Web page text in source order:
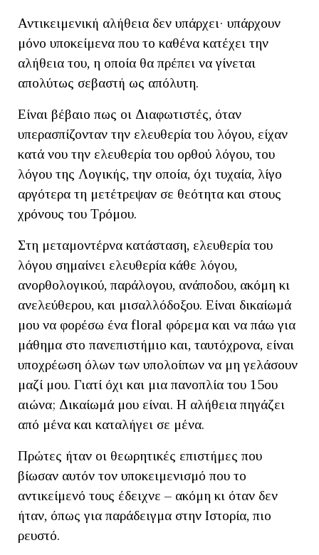
Αντικειμενική αλήθεια δεν υπάρχει· υπάρχουν
μόνο υποκείμενα που το καθένα κατέχει την
αλήθεια του, η οποία θα πρέπει να γίνεται
απολύτως σεβαστή ως απόλυτη.
Είναι βέβαιο πως οι Διαφωτιστές, όταν
υπερασπίζονταν την ελευθερία του λόγου, είχαν
κατά νου την ελευθερία του ορθού λόγου, του
λόγου της Λογικής, την οποία, όχι τυχαία, λίγο
αργότερα τη μετέτρεψαν σε θεότητα και στους
χρόνους του Τρόμου.
Στη μεταμοντέρνα κατάσταση, ελευθερία του
λόγου σημαίνει ελευθερία κάθε λόγου,
ανορθολογικού, παράλογου, ανάποδου, ακόμη κι
ανελεύθερου, και μισαλλόδοξου. Είναι δικαίωμά
μου να φορέσω ένα floral φόρεμα και να πάω για
μάθημα στο πανεπιστήμιο και, ταυτόχρονα, είναι
υποχρέωση όλων των υπολοίπων να μη γελάσουν
μαζί μου. Γιατί όχι και μια πανοπλία του 15ου
αιώνα; Δικαίωμά μου είναι. Η αλήθεια πηγάζει
από μένα και καταλήγει σε μένα.
Πρώτες ήταν οι θεωρητικές επιστήμες που
βίωσαν αυτόν τον υποκειμενισμό που το
αντικείμενό τους έδειχνε – ακόμη κι όταν δεν
ήταν, όπως για παράδειγμα στην Ιστορία, πιο
ρευστό.